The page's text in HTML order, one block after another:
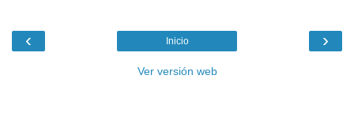
‹ ›
Inicio
Ver versión web